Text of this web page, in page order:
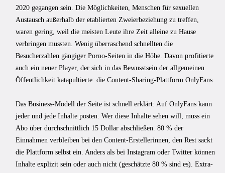
2020 gegangen sein. Die Möglichkeiten, Menschen für sexuellen
Austausch außerhalb der etablierten Zweierbeziehung zu treffen,
waren gering, weil die meisten Leute ihre Zeit alleine zu Hause
verbringen mussten. Wenig überraschend schnellten die
Besucherzahlen gängiger Porno-Seiten in die Höhe. Davon profitierte
auch ein neuer Player, der sich in das Bewusstsein der allgemeinen
Öffentlichkeit katapultierte: die Content-Sharing-Plattform OnlyFans.
Das Business-Modell der Seite ist schnell erklärt: Auf OnlyFans kann
jeder und jede Inhalte posten. Wer diese Inhalte sehen will, muss ein
Abo über durchschnittlich 15 Dollar abschließen. 80 % der
Einnahmen verbleiben bei den Content-Erstellerinnen, den Rest sackt
die Plattform selbst ein. Anders als bei Instagram oder Twitter können
Inhalte explizit sein oder auch nicht (geschätzte 80 % sind es). Extra-